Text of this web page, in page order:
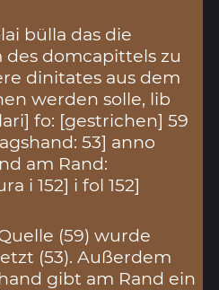
bülla das die
domcapittels zu
dinitates aus dem
werden solle, lib
fo: [gestrichen] 59
53] anno
am Rand:
i 152] i fol 152]
(59) wurde
(53). Außerdem
gibt am Rand ein